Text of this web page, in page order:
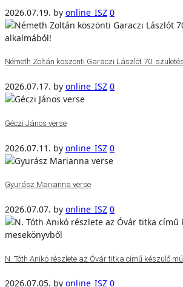
2026.07.19. by online_ISZ 0
Németh Zoltán köszönti Garaczi Lászlót 70.
2026.07.17. by online_ISZ 0
Géczi János verse
2026.07.11. by online_ISZ 0
Gyurász Marianna verse
2026.07.07. by online_ISZ 0
N. Tóth Anikó részlete az Óvár titka című készülő
2026.07.05. by online_ISZ 0